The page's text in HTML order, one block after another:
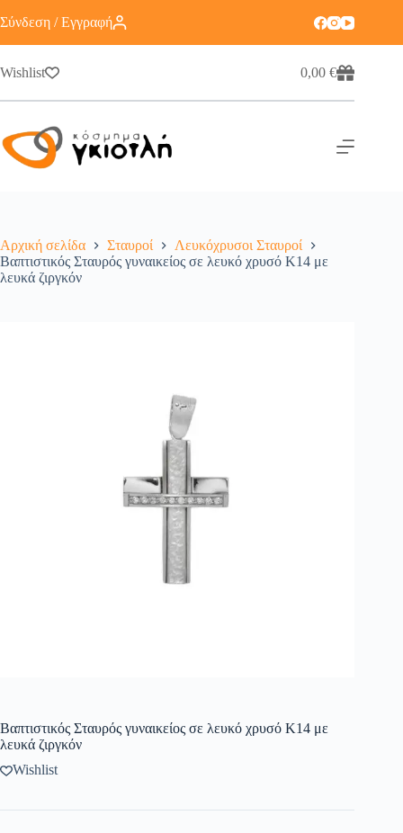
Σύνδεση / Εγγραφή
Wishlist 0,00€
Αρχική σελίδα Σταυροί
Λευκόχρυσοι Σταυροί
Βαπτιστικός Σταυρός γυναικείος σε λευκό χρυσό Κ14 με
λευκά ζιργκόν
Βαπτιστικός Σταυρός γυναικείος σε λευκό χρυσό Κ14 με
λευκά ζιργκόν
Wishlist